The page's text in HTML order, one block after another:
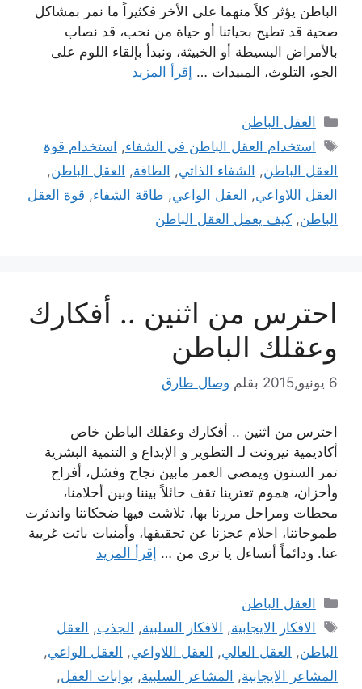
الباطن يؤثر كلاً منهما على الأخر فكثيراً ما نمر بمشاكل
صحية قد تطيح بحياتنا أو حياة من نحب، قد نصاب
بالأمراض البسيطة أو الخبيثة، ونبدأ بإلقاء اللوم على
الجو، التلوث، المبيدات … إقرأ المزيد
التصنيفات
العقل الباطن
الوسوم
استخدام العقل الباطن في الشفاء, استخدام قوة
العقل الباطن, الشفاء الذاتي, الطاقة, العقل الباطن,
العقل اللاواعي, العقل الواعي, طاقة الشفاء, قوة العقل
الباطن, كيف يعمل العقل الباطن
احترس من اثنين .. أفكارك
وعقلك الباطن
6 يونيو,2015 بقلم وصال طارق
احترس من اثنين .. أفكارك وعقلك الباطن خاص
أكاديمية نيرونت لـ التطوير و الإبداع و التنمية البشرية
تمر السنون ويمضي العمر مابين نجاح وفشل، أفراح
وأحزان، هموم تعترينا تقف حائلاً بيننا وبين أحلامنا،
محطات ومراحل مررنا بها، تلاشت فيها ضحكاتنا واندثرت
طموحاتنا، احلام عجزنا عن تحقيقها، وأمنيات باتت غريبة
عنا. ودائماً أتساءل يا ترى من … إقرأ المزيد
التصنيفات
العقل الباطن
الوسوم
الافكار الايجابية, الافكار السلبية, الجذب, العقل
الباطن, العقل العالي, العقل اللاواعي, العقل الواعي,
المشاعر الايجابية, المشاعر السلبية, بوابات العقل,